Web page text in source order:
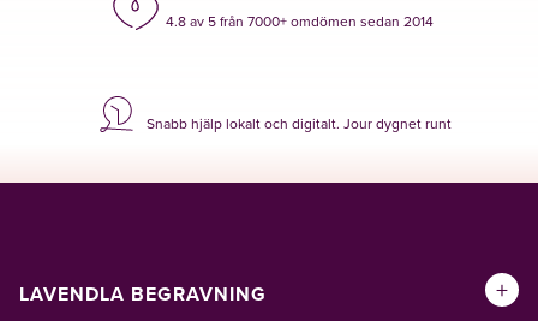
4.8 av 5 från 7000+ omdömen sedan 2014
Snabb hjälp lokalt och digitalt. Jour dygnet runt
LAVENDLA BEGRAVNING +